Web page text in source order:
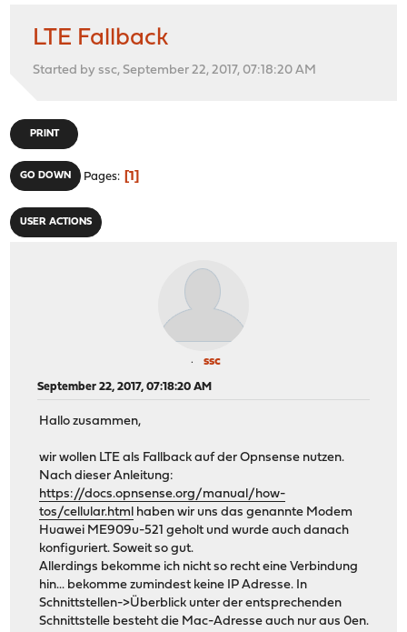
LTE Fallback
Started by ssc, September 22, 2017, 07:18:20 AM
PRINT
GO DOWN Pages 1
USER ACTIONS
ssc
September 22, 2017, 07:18:20 AM
Hallo zusammen,
wir wollen LTE als Fallback auf der Opnsense nutzen.
Nach dieser Anleitung:
https://docs.opnsense.org/manual/how-
tos/cellular.html haben wir uns das genannte Modem
Huawei ME909u-521 geholt und wurde auch danach
konfiguriert. Soweit so gut.
Allerdings bekomme ich nicht so recht eine Verbindung
hin... bekomme zumindest keine IP Adresse. In
Schnittstellen->Überblick unter der entsprechenden
Schnittstelle besteht die Mac-Adresse auch nur aus 0en.